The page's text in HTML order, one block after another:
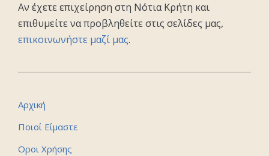
Αν έχετε επιχείρηση στη Νότια Κρήτη και
επιθυμείτε να προβληθείτε στις σελίδες μας,
επικοινωνήστε μαζί μας.
Αρχική
Ποιοί Είμαστε
Οροι Χρήσης